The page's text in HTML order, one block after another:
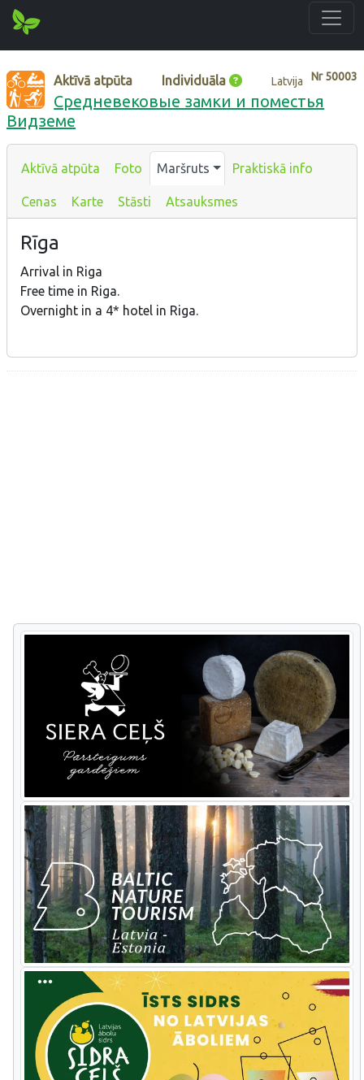
Nr50003
Aktīvā atpūta Individuāla Latvija
Средневековые замки и поместья
Видземе
Aktīvā atpūta Foto Maršruts Praktiskā info
Cenas Karte Stāsti Atsauksmes
Rīga
Arrival in Riga
Free time in Riga.
Overnight in a 4* hotel in Riga.